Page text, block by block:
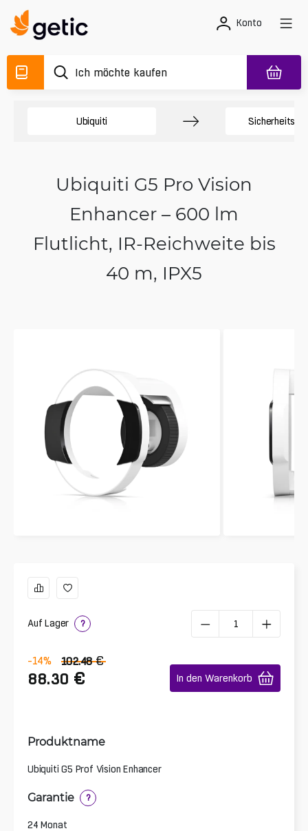
Konto
Ubiquiti
Ubiquiti G5 Pro Vision
Enhancer – 600 lm
Flutlicht, IR-Reichweite bis
40 m, IPX5
Auf Lager ?
-14% 102.48 €
88.30 € In den Warenkorb
Produktname
Ubiquiti G5 Prof Vision Enhancer
Garantie ?
24 Monat